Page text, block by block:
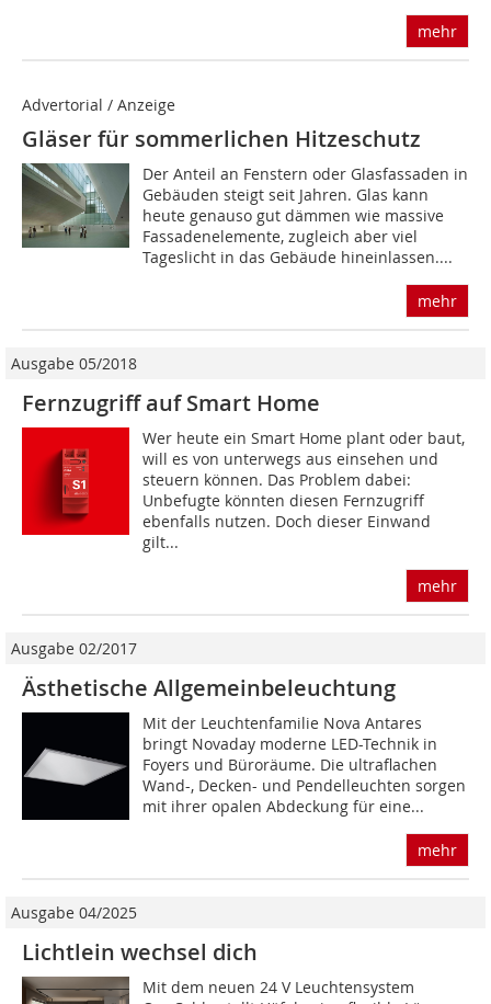
mehr
Advertorial / Anzeige
Gläser für sommerlichen Hitzeschutz
Der Anteil an Fenstern oder Glasfassaden in
Gebäuden steigt seit Jahren. Glas kann
heute genauso gut dämmen wie massive
Fassadenelemente, zugleich aber viel
Tageslicht in das Gebäude hineinlassen....
mehr
Ausgabe 05/2018
Fernzugriff auf Smart Home
Wer heute ein Smart Home plant oder baut,
will es von unterwegs aus einsehen und
steuern können. Das Problem dabei:
Unbefugte könnten diesen Fernzugriff
ebenfalls nutzen. Doch dieser Einwand
gilt...
mehr
Ausgabe 02/2017
Ästhetische Allgemeinbeleuchtung
Mit der Leuchtenfamilie Nova Antares
bringt Novaday moderne LED-Technik in
Foyers und Büroräume. Die ultraflachen
Wand-, Decken- und Pendelleuchten sorgen
mit ihrer opalen Abdeckung für eine...
mehr
Ausgabe 04/2025
Lichtlein wechsel dich
Mit dem neuen 24 V Leuchtensystem